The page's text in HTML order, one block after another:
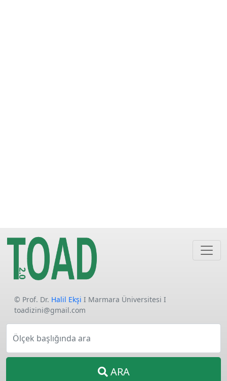
© Prof. Dr. Halil Ekşi I Marmara Üniversitesi I
toadizini@gmail.com
Ölçek başlığında ara
ARA